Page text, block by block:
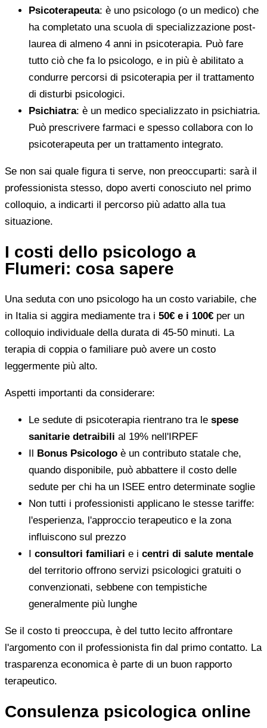
Psicoterapeuta: è uno psicologo (o un medico) che
ha completato una scuola di specializzazione post-
laurea di almeno 4 anni in psicoterapia. Può fare
tutto ciò che fa lo psicologo, e in più è abilitato a
condurre percorsi di psicoterapia per il trattamento
di disturbi psicologici.
Psichiatra: è un medico specializzato in psichiatria.
Può prescrivere farmaci e spesso collabora con lo
psicoterapeuta per un trattamento integrato.
Se non sai quale figura ti serve, non preoccuparti: sarà il
professionista stesso, dopo averti conosciuto nel primo
colloquio, a indicarti il percorso più adatto alla tua
situazione.
I costi dello psicologo a
Flumeri: cosa sapere
Una seduta con uno psicologo ha un costo variabile, che
in Italia si aggira mediamente tra i 50€ e i 100€ per un
colloquio individuale della durata di 45-50 minuti. La
terapia di coppia o familiare può avere un costo
leggermente più alto.
Aspetti importanti da considerare:
Le sedute di psicoterapia rientrano tra le spese
sanitarie detraibili al 19% nell'IRPEF
Il Bonus Psicologo è un contributo statale che,
quando disponibile, può abbattere il costo delle
sedute per chi ha un ISEE entro determinate soglie
Non tutti i professionisti applicano le stesse tariffe:
l'esperienza, l'approccio terapeutico e la zona
influiscono sul prezzo
I consultori familiari e i centri di salute mentale
del territorio offrono servizi psicologici gratuiti o
convenzionati, sebbene con tempistiche
generalmente più lunghe
Se il costo ti preoccupa, è del tutto lecito affrontare
l'argomento con il professionista fin dal primo contatto. La
trasparenza economica è parte di un buon rapporto
terapeutico.
Consulenza psicologica online